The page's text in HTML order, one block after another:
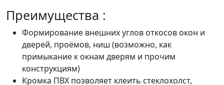
Преимущества :
Формирование внешних углов откосов окон и
дверей, проёмов, ниш (возможно, как
примыкание к окнам дверям и прочим
конструкциям)
Кромка ПВХ позволяет клеить стеклохолст,